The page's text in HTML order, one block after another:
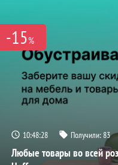
-15%
10:48:27 Получили:83
Любые товары во всей